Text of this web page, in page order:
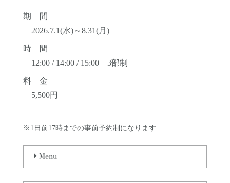
期 間
2026.7.1(水)～8.31(月)
時 間
12:00 / 14:00 / 15:00 3部制
料 金
5,500円
※1日前17時までの事前予約制になります
Menu